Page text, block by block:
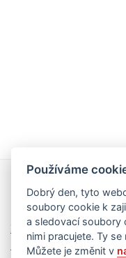
Rychlé odkazy
Elektronická
Jídelní lístek
Používáme
Dobrý den, tyto
soubory cookie k
a sledovací soubory
nimi pracujete. Ty
Můžete je změnit v